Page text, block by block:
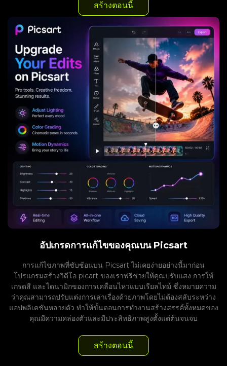
สร้างตอนนี้
อัปเกรดการแก้ไขของคุณบน Picsart
การแก้ไขภาพที่ซับซ้อนบน Picsart ไม่เคยง่ายอย่างนี้มาก่อน
โปรแกรมสร้างวิดีโอ picart ของเราฟรีช่วยให้คุณปรับแสง การให้
เกรดสี และไดนามิกของการเคลื่อนไหวแบบเรียลไทม์ ซึ่งหมายความ
ว่าคุณสามารถปรับแต่งการเล่าเรื่องด้วยภาพโดยไม่ต้องสลับระหว่าง
แอปพลิเคชันหลายตัว ทำให้ขั้นตอนการทำงานสร้างสรรค์ทั้งหมดของ
คุณมีความคล่องตัวและมีประสิทธิภาพสูงตั้งแต่ต้นจนจบ
สร้างตอนนี้